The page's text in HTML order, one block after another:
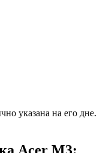
указана на его дне.